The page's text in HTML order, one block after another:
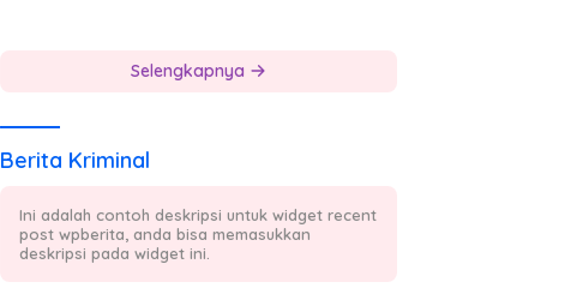
Selengkapnya
Berita Kriminal
Ini adalah contoh deskripsi untuk widget recent
post wpberita, anda bisa memasukkan
deskripsi pada widget ini.